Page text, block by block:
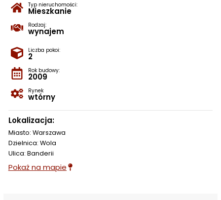
Typ nieruchomości:
Mieszkanie
Rodzaj:
wynajem
Liczba pokoi:
2
Rok budowy:
2009
Rynek
wtórny
Lokalizacja:
Miasto: Warszawa
Dzielnica: Wola
Ulica: Banderii
Pokaż na mapie